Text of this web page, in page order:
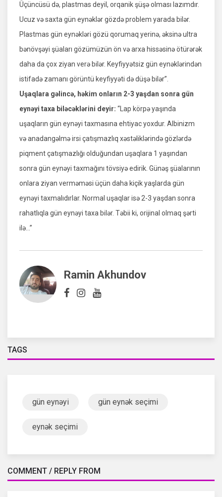
Üçüncüsü də, plastmas deyil, orqanik şüşə olması lazımdır.
Ucuz və saxta gün eynəklər gözdə problem yarada bilər.
Plastmas gün eynəkləri gözü qorumaq yerinə, əksinə ultra
bənövşəyi şüaları gözümüzün ön və arxa hissəsinə ötürərək
daha da çox ziyan verə bilər. Keyfiyyətsiz gün eynəklərindən
istifadə zamanı görüntü keyfiyyəti də düşə bilər”.
Uşaqlara gəlincə, həkim onların 2-3 yaşdan sonra gün
eynəyi taxa biləcəklərini deyir: “Lap körpə yaşında
uşaqların gün eynəyi taxmasına ehtiyac yoxdur. Albinizm
və anadangəlmə irsi çatışmazlıq xəstəliklərində gözlərdə
piqment çatışmazlığı olduğundan uşaqlara 1 yaşından
sonra gün eynəyi taxmağını tövsiyə edirik. Günəş şüalarının
onlara ziyan verməməsi üçün daha kiçik yaşlarda gün
eynəyi taxmalıdırlar. Normal uşaqlar isə 2-3 yaşdan sonra
rahatlıqla gün eynəyi taxa bilər. Təbii ki, orijinal olmaq şərti
ilə…”
Ramin Akhundov
TAGS
gün eynəyi gün eynək seçimi
eynək seçimi
COMMENT / REPLY FROM